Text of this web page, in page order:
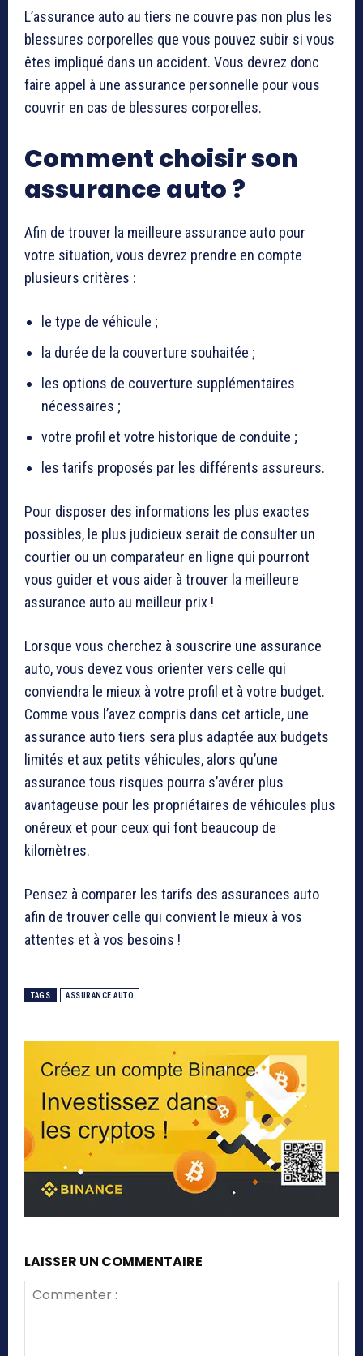
L’assurance auto au tiers ne couvre pas non plus les
blessures corporelles que vous pouvez subir si vous
êtes impliqué dans un accident. Vous devrez donc
faire appel à une assurance personnelle pour vous
couvrir en cas de blessures corporelles.
Comment choisir son
assurance auto ?
Afin de trouver la meilleure assurance auto pour
votre situation, vous devrez prendre en compte
plusieurs critères :
le type de véhicule ;
la durée de la couverture souhaitée ;
les options de couverture supplémentaires
nécessaires ;
votre profil et votre historique de conduite ;
les tarifs proposés par les différents assureurs.
Pour disposer des informations les plus exactes
possibles, le plus judicieux serait de consulter un
courtier ou un comparateur en ligne qui pourront
vous guider et vous aider à trouver la meilleure
assurance auto au meilleur prix !
Lorsque vous cherchez à souscrire une assurance
auto, vous devez vous orienter vers celle qui
conviendra le mieux à votre profil et à votre budget.
Comme vous l’avez compris dans cet article, une
assurance auto tiers sera plus adaptée aux budgets
limités et aux petits véhicules, alors qu’une
assurance tous risques pourra s’avérer plus
avantageuse pour les propriétaires de véhicules plus
onéreux et pour ceux qui font beaucoup de
kilomètres.
Pensez à comparer les tarifs des assurances auto
afin de trouver celle qui convient le mieux à vos
attentes et à vos besoins !
TAGS ASSURANCE AUTO
LAISSER UN COMMENTAIRE